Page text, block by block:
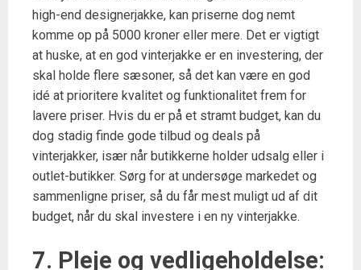
high-end designerjakke, kan priserne dog nemt
komme op på 5000 kroner eller mere. Det er vigtigt
at huske, at en god vinterjakke er en investering, der
skal holde flere sæsoner, så det kan være en god
idé at prioritere kvalitet og funktionalitet frem for
lavere priser. Hvis du er på et stramt budget, kan du
dog stadig finde gode tilbud og deals på
vinterjakker, især når butikkerne holder udsalg eller i
outlet-butikker. Sørg for at undersøge markedet og
sammenligne priser, så du får mest muligt ud af dit
budget, når du skal investere i en ny vinterjakke.
7. Pleje og vedligeholdelse: